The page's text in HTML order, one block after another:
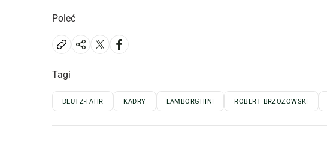
Poleć
Tagi
DEUTZ-FAHR KADRY LAMBORGHINI ROBERT BRZOZOWSKI